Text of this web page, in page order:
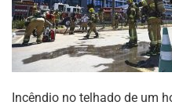
Incêndio no telhado de um